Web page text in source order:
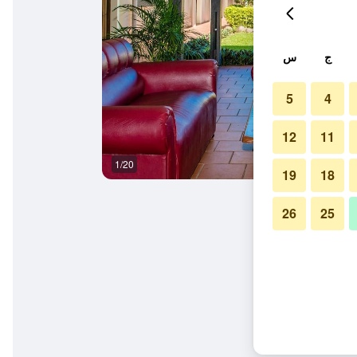
1/20
ج س
4
5
11
12
18
19
25
26